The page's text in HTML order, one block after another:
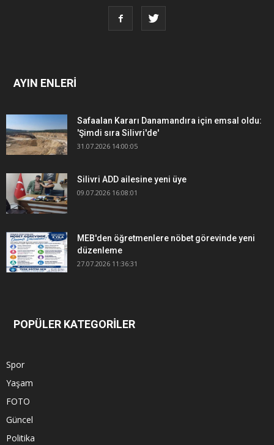
AYIN ENLERİ
Safaalan Kararı Danamandıra için emsal oldu:
'Şimdi sıra Silivri'de'
31.07.2026 14:00:05
Silivri ADD ailesine yeni üye
09.07.2026 16:08:01
MEB'den öğretmenlere nöbet görevinde yeni
düzenleme
27.07.2026 11:36:31
POPÜLER KATEGORİLER
Spor
Yaşam
FOTO
Güncel
Politika